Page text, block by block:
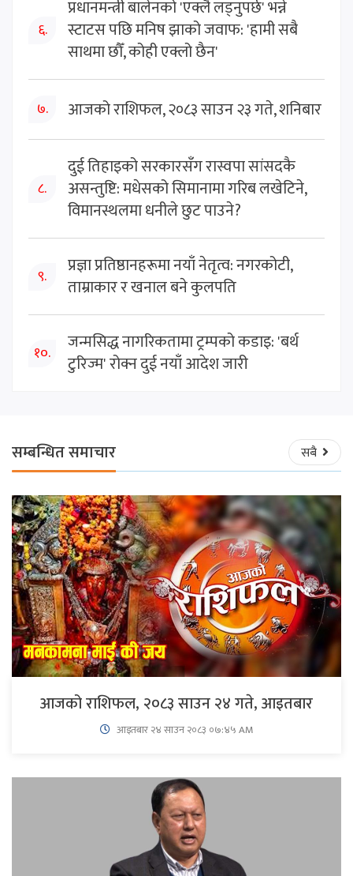
६.
प्रधानमन्त्री बालेनको 'एक्लै लड्नुपर्छ' भन्ने
स्टाटस पछि मनिष झाको जवाफ: 'हामी सबै
साथमा छौँ, कोही एक्लो छैन'
७. आजको राशिफल, २०८३ साउन २३ गते, शनिबार
८.
दुई तिहाइको सरकारसँग रास्वपा सांसदकै
असन्तुष्टि: मधेसको सिमानामा गरिब लखेटिने,
विमानस्थलमा धनीले छुट पाउने?
९.
प्रज्ञा प्रतिष्ठानहरूमा नयाँ नेतृत्व: नगरकोटी,
ताम्राकार र खनाल बने कुलपति
१०.
जन्मसिद्ध नागरिकतामा ट्रम्पको कडाइ: 'बर्थ
टुरिज्म' रोक्न दुई नयाँ आदेश जारी
सम्बन्धित समाचार सबै
आजको राशिफल, २०८३ साउन २४ गते, आइतबार
आइतबार​ २४ साउन २०८३ ०७:४५ AM